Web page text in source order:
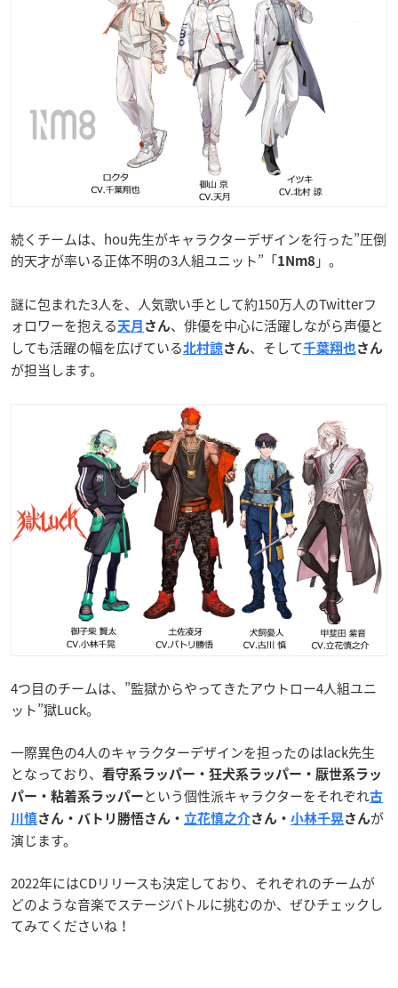
続くチームは、hou先生がキャラクターデザインを行った”圧倒
的天才が率いる正体不明の3人組ユニット”「1Nm8 」。
謎に包まれた3人を、人気歌い手として約150万人のTwitterフ
ォロワーを抱える天月 さん、俳優を中心に活躍しながら声優と
しても活躍の幅を広げている北村諒さん、そして千葉翔也さん
が担当します。
4つ目のチームは、”監獄からやってきたアウトロー4人組ユニ
ット”獄Luck。
一際異色の4人のキャラクターデザインを担ったのはlack先生
となっており、
看守系ラッパー・狂犬系ラッパー・厭世系ラッ
パー・粘着系ラッパー という個性派キャラクターをそれぞれ古
川慎さん・バトリ勝悟さん・ 立花慎之介さん・ 小林千晃 さんが
演じます。
2022年にはCDリリースも決定しており、それぞれのチームが
どのような音楽でステージバトルに挑むのか、ぜひチェックし
てみてくださいね！